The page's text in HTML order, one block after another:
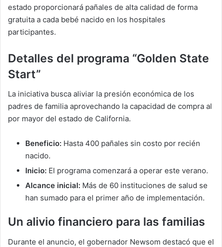
estado proporcionará pañales de alta calidad de forma
gratuita a cada bebé nacido en los hospitales
participantes.
Detalles del programa “Golden State
Start”
La iniciativa busca aliviar la presión económica de los
padres de familia aprovechando la capacidad de compra al
por mayor del estado de California.
Beneficio: Hasta 400 pañales sin costo por recién
nacido.
Inicio: El programa comenzará a operar este verano.
Alcance inicial: Más de 60 instituciones de salud se
han sumado para el primer año de implementación.
Un alivio financiero para las familias
Durante el anuncio, el gobernador Newsom destacó que el